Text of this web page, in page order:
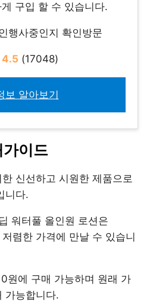
구입 할 수 있습니다.
행사중인지 확인방문
4.5 (17048)
보 알아보기
가이드
신선하고 시원한 제품으로
니다.
워터풀 올인원 로션은
렴한 가격에 만날 수 있습니
원에 구매 가능하며 원래 가
가능합니다.